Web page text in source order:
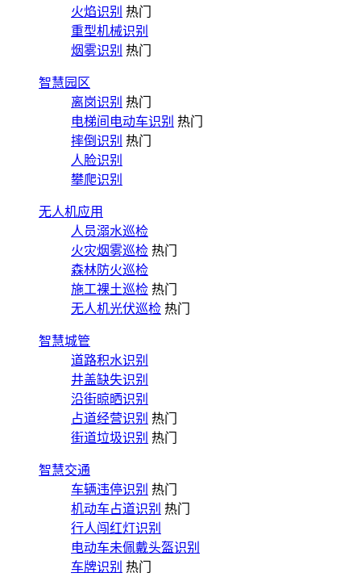
火焰识别 热门
重型机械识别
烟雾识别 热门
智慧园区
离岗识别 热门
电梯间电动车识别 热门
摔倒识别 热门
人脸识别
攀爬识别
无人机应用
人员溺水巡检
火灾烟雾巡检 热门
森林防火巡检
施工裸土巡检 热门
无人机光伏巡检 热门
智慧城管
道路积水识别
井盖缺失识别
沿街晾晒识别
占道经营识别 热门
街道垃圾识别 热门
智慧交通
车辆违停识别 热门
机动车占道识别 热门
行人闯红灯识别
电动车未佩戴头盔识别
车牌识别 热门